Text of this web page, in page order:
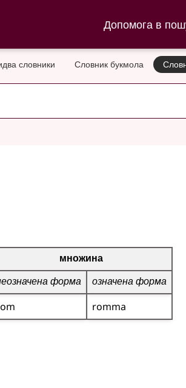
та Словник
Допомога в
словники Словник букмола
множина
форма
означена форма
romma